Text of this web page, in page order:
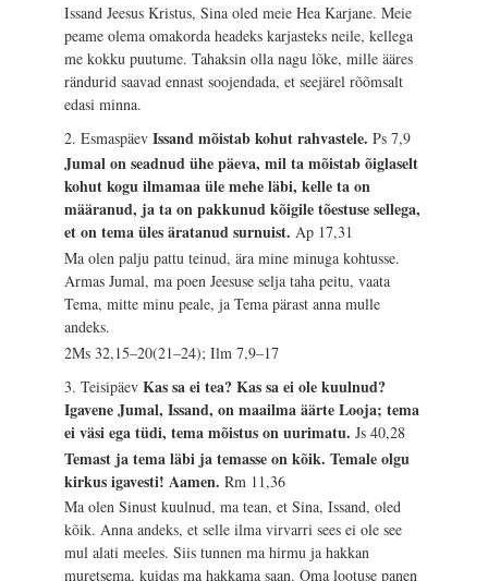
Issand Jeesus Kristus, Sina oled meie Hea Karjane. Meie
peame olema omakorda headeks karjasteks neile, kellega
me kokku puutume. Tahaksin olla nagu lõke, mille ääres
rändurid saavad ennast soojendada, et seejärel rõõmsalt
edasi minna.
2. EsmaspäevIssand mõistab kohut rahvastele.Ps 7,9
Jumal on seadnud ühe päeva, mil ta mõistab õiglaselt
kohut kogu ilmamaa üle mehe läbi, kelle ta on
määranud, ja ta on pakkunud kõigile tõestuse sellega,
et on tema üles äratanud surnuist.Ap 17,31
Ma olen palju pattu teinud, ära mine minuga kohtusse.
Armas Jumal, ma poen Jeesuse selja taha peitu, vaata
Tema, mitte minu peale, ja Tema pärast anna mulle
andeks.
2Ms 32,15–20(21–24); Ilm 7,9–17
3. TeisipäevKas sa ei tea? Kas sa ei ole kuulnud?
Igavene Jumal, Issand, on maailma äärte Looja; tema
ei väsi ega tüdi, tema mõistus on uurimatu.Js 40,28
Temast ja tema läbi ja temasse on kõik. Temale olgu
kirkus igavesti! Aamen.Rm 11,36
Ma olen Sinust kuulnud, ma tean, et Sina, Issand, oled
kõik. Anna andeks, et selle ilma virvarri sees ei ole see
mul alati meeles. Siis tunnen ma hirmu ja hakkan
muretsema, kuidas ma hakkama saan. Oma lootuse panen